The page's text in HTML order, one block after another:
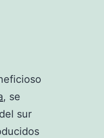
, se
sur